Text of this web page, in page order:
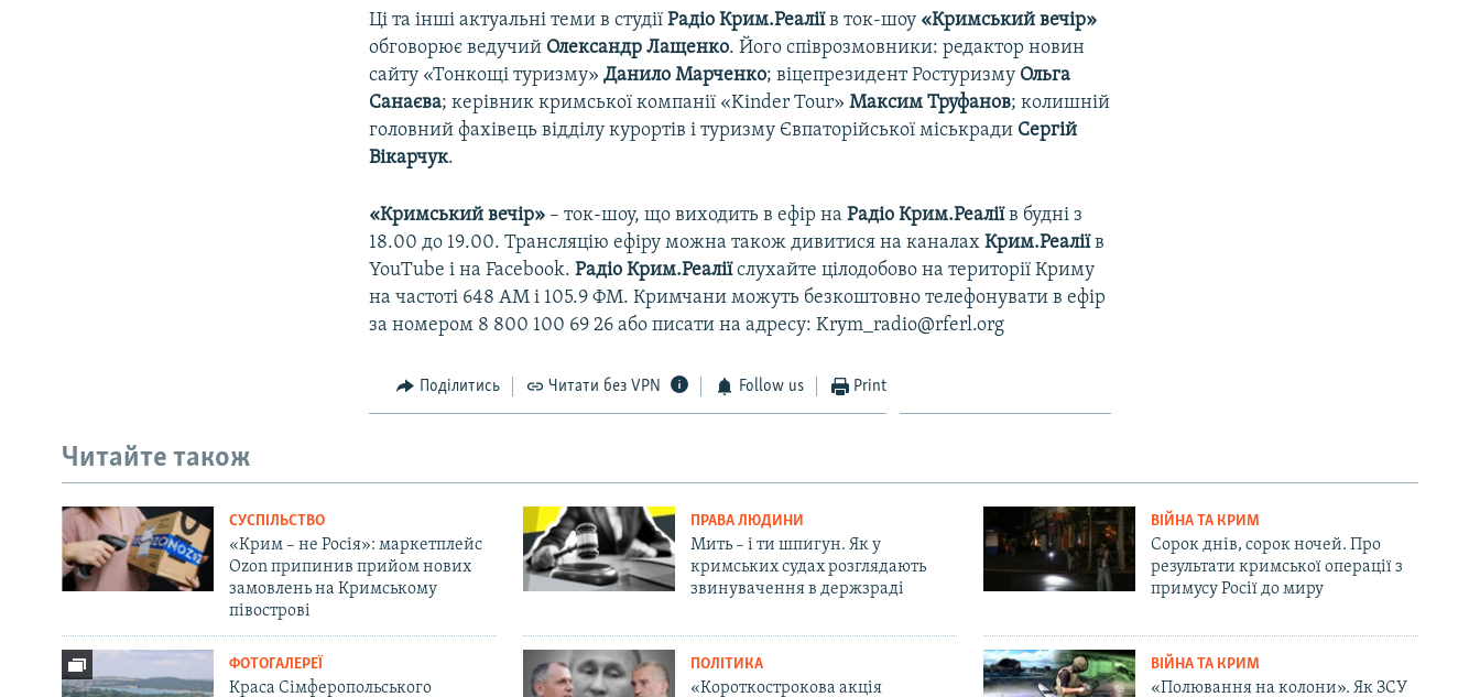
Ці та інші актуальні теми в студіїРадіо Крим.Реаліїв ток-шоу «Кримський вечір»
обговорює ведучий Олександр Лащенко. Його співрозмовники: редактор новин
сайту «Тонкощі туризму»Данило Марченко; віцепрезидент Ростуризму Ольга
Санаєва; керівник кримської компанії «Kinder Tour»Максим Труфанов; колишній
головний фахівець відділу курортів і туризму Євпаторійської міськради Сергій
Вікарчук.
«Кримський вечір» – ток-шоу, що виходить в ефір наРадіо Крим.Реаліїв будні з
18.00 до 19.00. Трансляцію ефіру можна також дивитися на каналахКрим.Реаліїв
YouTube і на Facebook.Радіо Крим.Реаліїслухайте цілодобово на території Криму
на частоті 648 АМ і 105.9 ФМ. Кримчани можуть безкоштовно телефонувати в ефір
за номером 8 800 100 69 26 або писати на адресу: Krym_radio@rferl.org
Поділитись Читати без VPN Follow us Print
Читайте також
СУСПІЛЬСТВО
«Крим – не Росія»: маркетплейс
Ozon припинив прийом нових
замовлень на Кримському
півострові
ПРАВА ЛЮДИНИ
Мить – і ти шпигун. Як у
кримських судах розглядають
звинувачення в держзраді
ВІЙНА ТА КРИМ
Сорок днів, сорок ночей. Про
результати кримської операції з
примусу Росії до миру
ФОТОГАЛЕРЕЇ
Краса Сімферопольського
ПОЛІТИКА
«Короткострокова акція
ВІЙНА ТА КРИМ
«Полювання на колони». Як ЗСУ